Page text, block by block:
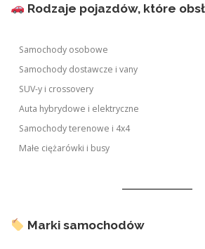
Rodzaje pojazdów, które
Samochody osobowe
Samochody dostawcze i vany
SUV-y i crossovery
Auta hybrydowe i elektryczne
Samochody terenowe i 4x4
Małe ciężarówki i busy
Marki samochodów